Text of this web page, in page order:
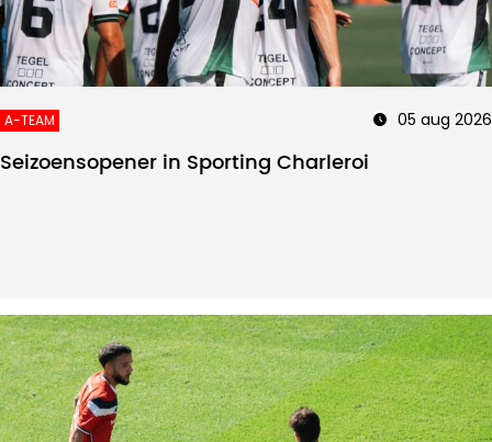
A-TEAM 05 aug 2026
Seizoensopener in Sporting Charleroi